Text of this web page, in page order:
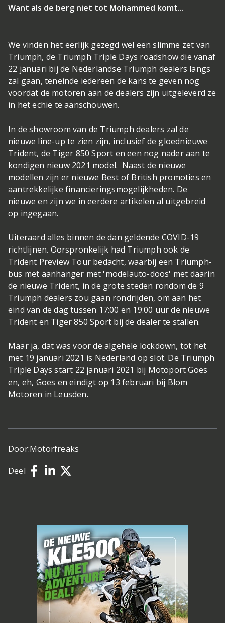
Want als de berg niet tot Mohammed komt...
We vinden het eerlijk gezegd wel een slimme zet van
Triumph, de Triumph Triple Days roadshow die vanaf
22 januari bij de Nederlandse Triumph dealers langs
zal gaan, teneinde iedereen de kans te geven nog
voordat de motoren aan de dealers zijn uitgeleverd ze
in het echie te aanschouwen.
In de showroom van de Triumph dealers zal de
nieuwe line-up te zien zijn, inclusief de gloednieuwe
Trident, de Tiger 850 Sport en een nog nader aan te
kondigen nieuw 2021 model. Naast de nieuwe
modellen zijn er nieuwe Best of British promoties en
aantrekkelijke financieringsmogelijkheden. De
nieuwe en zijn we in eerdere artikelen al uitgebreid
op ingegaan.
Uiteraard alles binnen de dan geldende COVID-19
richtlijnen. Oorspronkelijk had Triumph ook de
Trident Preview Tour bedacht, waarbij een Triumph-
bus met aanhanger met 'modelauto-doos' met daarin
de nieuwe Trident, in de grote steden rondom de 9
Triumph dealers zou gaan rondrijden, om aan het
eind van de dag tussen 17:00 en 19:00 uur de nieuwe
Trident en Tiger 850 Sport bij de dealer te stallen.
Maar ja, dat was voor de algehele lockdown, tot het
met 19 januari 2021 is Nederland op slot. De Triumph
Triple Days start 22 januari 2021 bij Motoport Goes
en, eh, Goes en eindigt op 13 februari bij Blom
Motoren in Leusden.
Door:Motorfreaks
Deel